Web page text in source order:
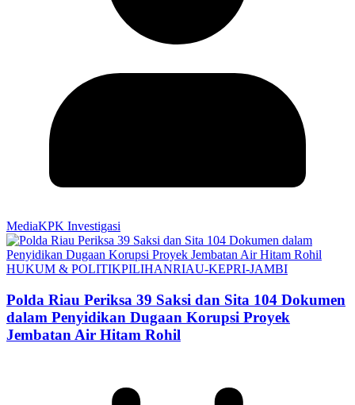
MediaKPK Investigasi
HUKUM & POLITIKPILIHANRIAU-KEPRI-JAMBI
Polda Riau Periksa 39 Saksi dan Sita 104 Dokumen
dalam Penyidikan Dugaan Korupsi Proyek
Jembatan Air Hitam Rohil